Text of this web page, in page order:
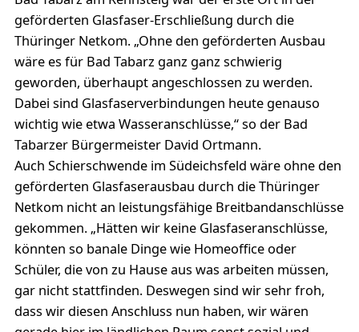
geförderten Glasfaser-Erschließung durch die
Thüringer Netkom. „Ohne den geförderten Ausbau
wäre es für Bad Tabarz ganz ganz schwierig
geworden, überhaupt angeschlossen zu werden.
Dabei sind Glasfaserverbindungen heute genauso
wichtig wie etwa Wasseranschlüsse,“ so der Bad
Tabarzer Bürgermeister David Ortmann.
Auch Schierschwende im Südeichsfeld wäre ohne den
geförderten Glasfaserausbau durch die Thüringer
Netkom nicht an leistungsfähige Breitbandanschlüsse
gekommen. „Hätten wir keine Glasfaseranschlüsse,
könnten so banale Dinge wie Homeoffice oder
Schüler, die von zu Hause aus was arbeiten müssen,
gar nicht stattfinden. Deswegen sind wir sehr froh,
dass wir diesen Anschluss nun haben, wir wären